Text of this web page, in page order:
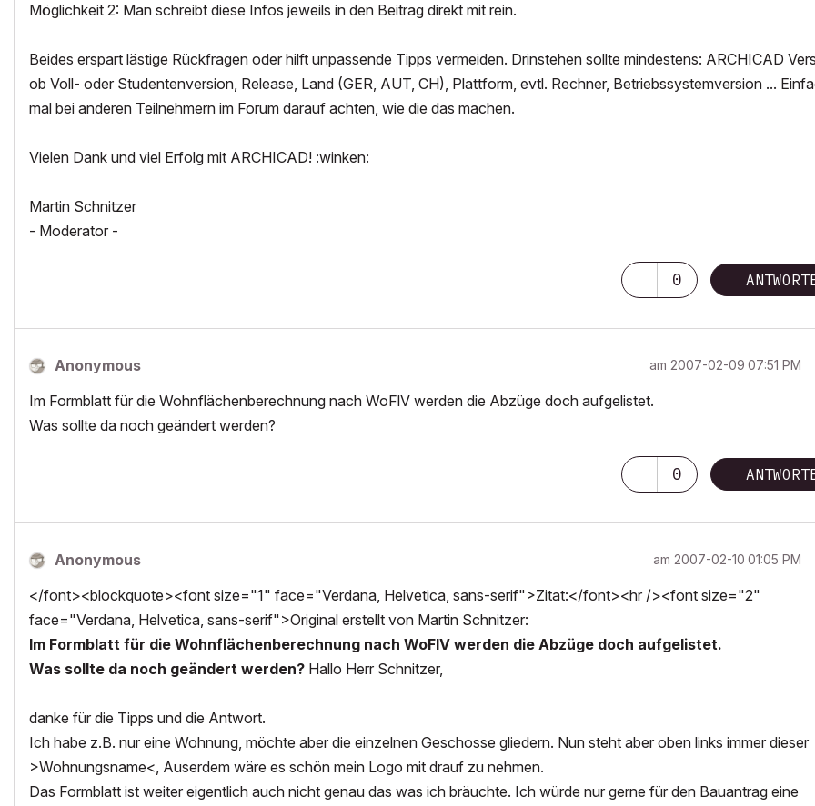
Möglichkeit 2: Man schreibt diese Infos jeweils in den Beitrag direkt mit rein.
Beides erspart lästige Rückfragen oder hilft unpassende Tipps vermeiden. Drinstehen sollte mindestens: ARCHICAD
ob Voll- oder Studentenversion, Release, Land (GER, AUT, CH), Plattform, evtl. Rechner, Betriebssystemversion ...
mal bei anderen Teilnehmern im Forum darauf achten, wie die das machen.
Vielen Dank und viel Erfolg mit ARCHICAD! :winken:
Martin Schnitzer
- Moderator -
0
Anonymous am ‎2007-02-09 07:51 PM
Im Formblatt für die Wohnflächenberechnung nach WoFlV werden die Abzüge doch aufgelistet.
Was sollte da noch geändert werden?
0
Anonymous am ‎2007-02-10 01:05 PM
</font><blockquote><font size="1" face="Verdana, Helvetica, sans-serif">Zitat:</font><hr /><font size="2"
face="Verdana, Helvetica, sans-serif">Original erstellt von Martin Schnitzer:
Im Formblatt für die Wohnflächenberechnung nach WoFlV werden die Abzüge doch aufgelistet.
Was sollte da noch geändert werden? Hallo Herr Schnitzer,
danke für die Tipps und die Antwort.
Ich habe z.B. nur eine Wohnung, möchte aber die einzelnen Geschosse gliedern. Nun steht aber oben links immer dieser
>Wohnungsname<, Auserdem wäre es schön mein Logo mit drauf zu nehmen.
Das Formblatt ist weiter eigentlich auch nicht genau das was ich bräuchte. Ich würde nur gerne für den Bauantrag eine